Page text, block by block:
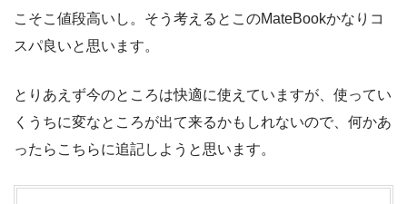
こそこ値段高いし。そう考えるとこのMateBookかなりコ
スパ良いと思います。
とりあえず今のところは快適に使えていますが、使ってい
くうちに変なところが出て来るかもしれないので、何かあ
ったらこちらに追記しようと思います。